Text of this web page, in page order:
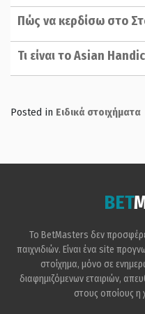
Πώς να κερδίσω στο
Τι είναι το Asian
Posted in Ειδικά στοιχήματα
BET
Το BetMasters δεν
παιχνιδιών. Είναι ένα site
στοίχημα, μόνο σε
διαφημιζόμενων εταιριών,
στους οποίους η